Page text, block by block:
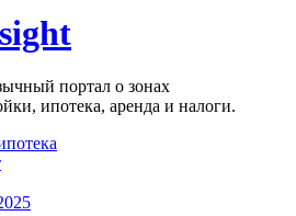
портал о зонах
ипотека, аренда и налоги.